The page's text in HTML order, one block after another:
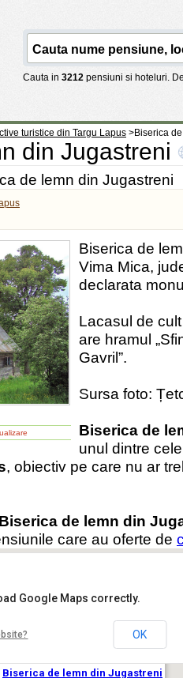
Cauta in 3212 pensiuni si hoteluri.
turistice din Targu Lapus >Biserica
din Jugastreni
de lemn din Jugastreni
Biserica de
Vima Mica,
declarata
Lacasul de
are hramul
Gavril”.
Sursa foto:
Biserica de
unul dintre
, obiectiv pe care nu ar
Biserica de lemn din
care au oferte de